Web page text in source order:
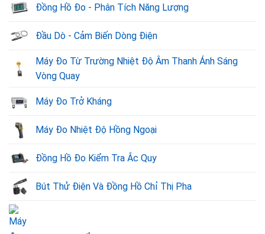
Đồng Hồ Đo - Phân Tích Năng Lượng
Đầu Dò - Cảm Biến Dòng Điện
Máy Đo Từ Trường Nhiệt Độ Âm Thanh Ánh Sáng
Vòng Quay
Máy Đo Trở Kháng
Máy Đo Nhiệt Độ Hồng Ngoại
Đồng Hồ Đo Kiểm Tra Ắc Quy
Bút Thử Điện Và Đồng Hồ Chỉ Thị Pha